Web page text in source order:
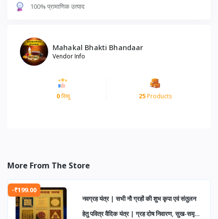
100% प्रामाणिक उत्पाद
Mahakal Bhakti Bhandaar
Vendor Info
0रिव्यु 25Products
More From The Store
-₹199.00
नवग्रह यंत्र | सभी नौ ग्रहों की शुभ कृपा एवं संतुलन
हेतु पवित्र वैदिक यंत्र | ग्रह दोष निवारण, सुख-समृद्धि